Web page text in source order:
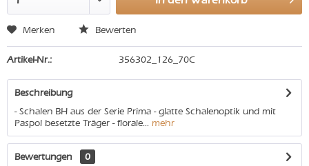
Merken Bewerten
Artikel-Nr.: 356302_126_70C
Beschreibung
- Schalen BH aus der Serie Prima - glatte Schalenoptik und mit
Paspol besetzte Träger - florale... mehr
Bewertungen
0